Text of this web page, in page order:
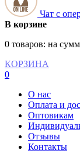
Чат с
В корзине
0 товаров: на
КОРЗИНА
0
О нас
Оплата и
Оптовикам
Отзывы
Контакты